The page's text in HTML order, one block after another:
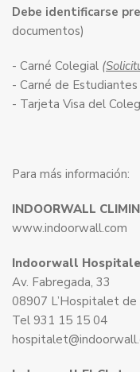
Debe identificarse
documentos)
- Carné Colegial
- Carné de Estudiantes
- Tarjeta Visa del
Para más información:
INDOORWALL
www.indoorwall.com
Indoorwall
Av. Fabregada, 33
08907 L’Hospitalet
Tel 931 15 15 04